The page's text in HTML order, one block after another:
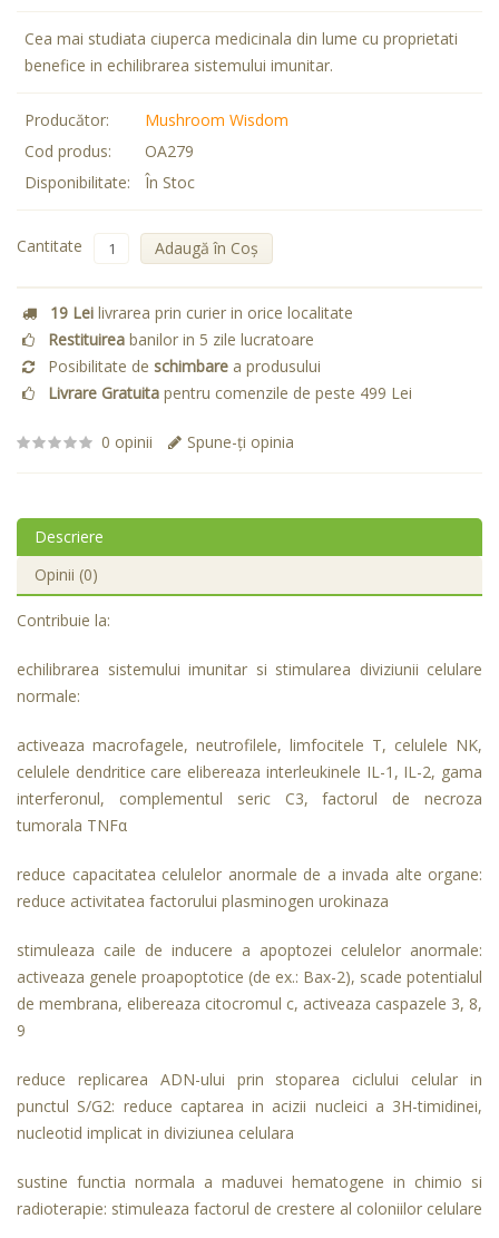
Cea mai studiata ciuperca medicinala din lume cu proprietati
benefice in echilibrarea sistemului imunitar.
Producător:
Mushroom Wisdom
Cod produs:
OA279
Disponibilitate:
În Stoc
Cantitate Adaugă în Coş
19 Lei livrarea prin curier in orice localitate
Restituirea banilor in 5 zile lucratoare
Posibilitate de schimbare a produsului
Livrare Gratuita pentru comenzile de peste 499 Lei
0 opinii Spune-ţi opinia
Descriere
Opinii (0)
Contribuie la:
echilibrarea sistemului imunitar si stimularea diviziunii celulare
normale:
activeaza macrofagele, neutrofilele, limfocitele T, celulele NK,
celulele dendritice care elibereaza interleukinele IL-1, IL-2, gama
interferonul, complementul seric C3, factorul de necroza
tumorala TNFα
reduce capacitatea celulelor anormale de a invada alte organe:
reduce activitatea factorului plasminogen urokinaza
stimuleaza caile de inducere a apoptozei celulelor anormale:
activeaza genele proapoptotice (de ex.: Bax-2), scade potentialul
de membrana, elibereaza citocromul c, activeaza caspazele 3, 8,
9
reduce replicarea ADN-ului prin stoparea ciclului celular in
punctul S/G2: reduce captarea in acizii nucleici a 3H-timidinei,
nucleotid implicat in diviziunea celulara
sustine functia normala a maduvei hematogene in chimio si
radioterapie: stimuleaza factorul de crestere al coloniilor celulare